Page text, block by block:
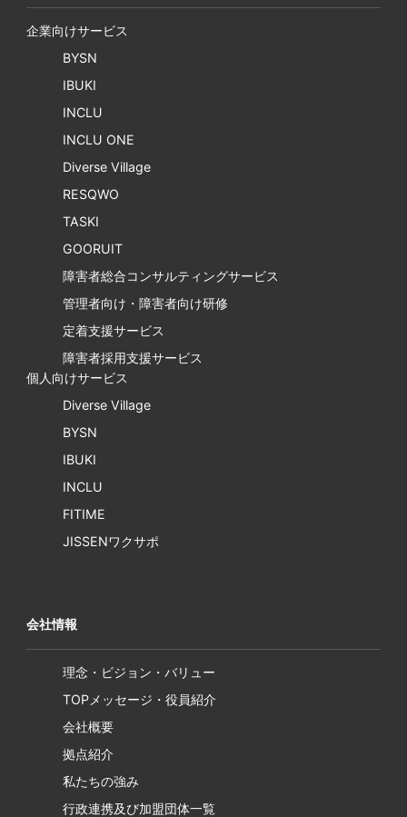
企業向けサービス
BYSN
IBUKI
INCLU
INCLU ONE
Diverse Village
RESQWO
TASKI
GOORUIT
障害者総合コンサルティングサービス
管理者向け・障害者向け研修
定着支援サービス
障害者採用支援サービス
個人向けサービス
Diverse Village
BYSN
IBUKI
INCLU
FITIME
JISSENワクサポ
会社情報
理念・ビジョン・バリュー
TOPメッセージ・役員紹介
会社概要
拠点紹介
私たちの強み
行政連携及び加盟団体一覧